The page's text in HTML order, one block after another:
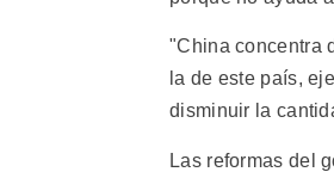
"China concentra
la de este país,
disminuir la
Las reformas del